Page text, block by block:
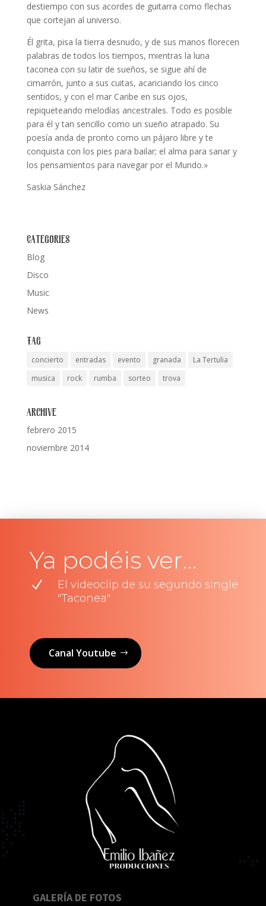
destiempo con sus acordes de guitarra como flechas
que cortejan al universo.
Él grita, pisa la tierra desnudo, y de sus manos florecen
palabras de todos los tiempos, mientras la luna
taconea con su latir de sueños, se sigue ahí de
cimarrón, junto a sus cuitas, acariciando los cinco
sentidos, y con el mar Caribe en sus ojos,
repiqueteando melodías ancestrales. Todo es posible
para él y tan sencillo como un sueño atrapado. Su
poesía anda de pronto como un pájaro libre y te
conquista con los pies para bailar; el alma para sanar y
los pensamientos para navegar por el Mundo.»
Saskia Sánchez
Categories
Blog
Disco
Music
News
Tag
concierto entradas evento granada
La Tertulia
musica
rock rumba sorteo trova
Archive
febrero 2015
noviembre 2014
Ya podéis ver…
N
El videoclip de su segundo single
"Taconea"
Canal Youtube
GALERÍA DE FOTOS